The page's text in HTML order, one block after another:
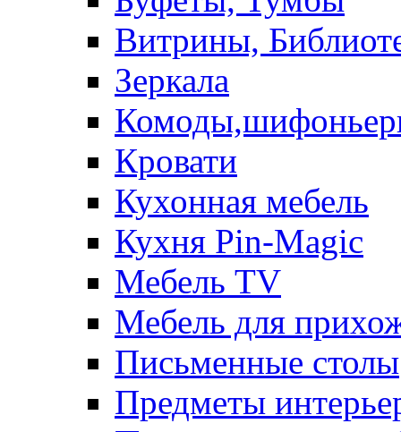
Витрины,
Зеркала
Кровати
Кухонная мебель
Кухня Pin-Magic
Мебель TV
Мебель для
Письменные столы
Предметы